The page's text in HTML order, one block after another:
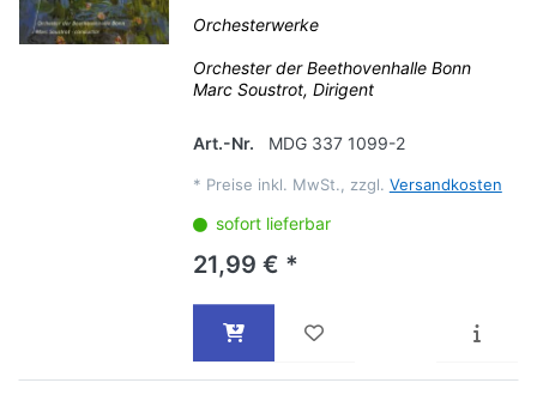
Orchesterwerke
Orchester der Beethovenhalle Bonn
Marc Soustrot, Dirigent
Art.-Nr. MDG 337 1099-2
* Preise inkl. MwSt., zzgl. Versandkosten
sofort lieferbar
21,99 € *